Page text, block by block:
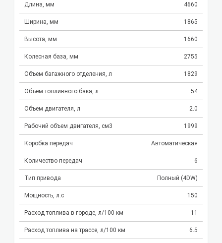
Длина, мм 4660
Ширина, мм 1865
Высота, мм 1660
Колесная база, мм 2755
Объем багажного отделения, л 1829
Объем топливного бака, л 54
Объем двигателя, л 2.0
Рабочий объем двигателя, см3 1999
Коробка передач Автоматическая
Количество передач 6
Тип привода Полный (4DW)
Мощность, л.с 150
Расход топлива в городе, л/100 км 11
Расход топлива на трассе, л/100 км 6.5